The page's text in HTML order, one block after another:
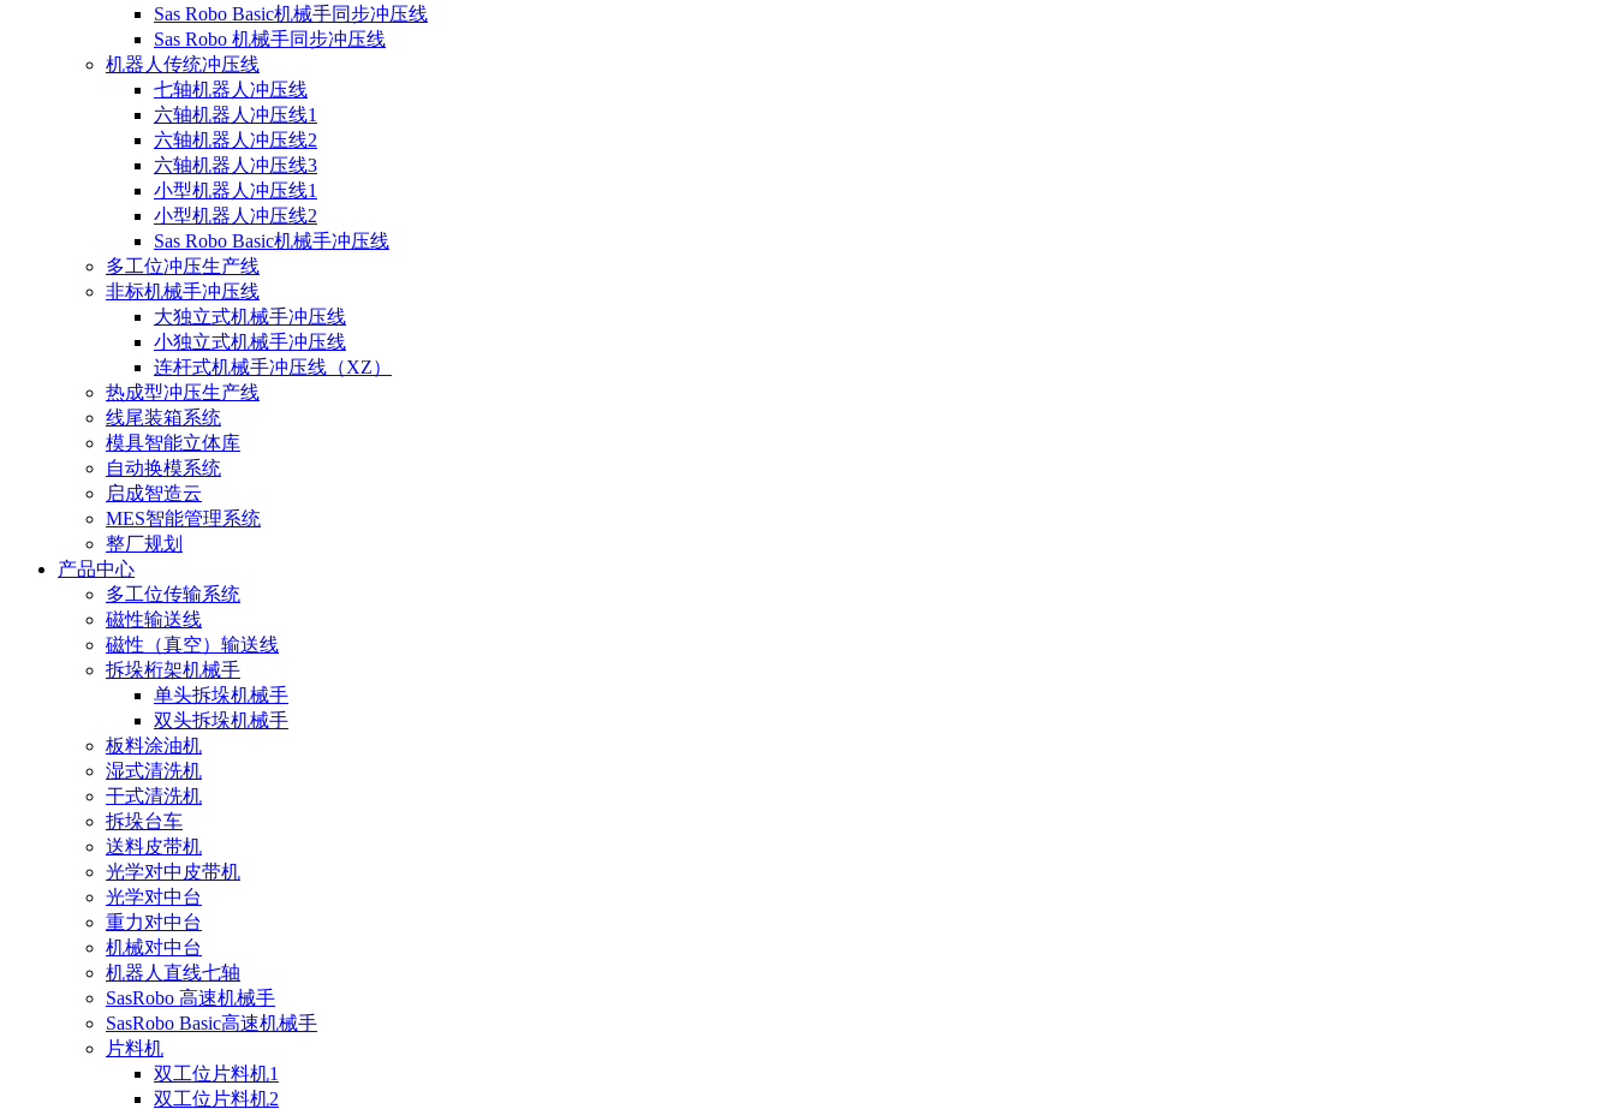
Sas Robo Basic机械手同步冲压线
Sas Robo 机械手同步冲压线
机器人传统冲压线
七轴机器人冲压线
六轴机器人冲压线1
六轴机器人冲压线2
六轴机器人冲压线3
小型机器人冲压线1
小型机器人冲压线2
Sas Robo Basic机械手冲压线
多工位冲压生产线
非标机械手冲压线
大独立式机械手冲压线
小独立式机械手冲压线
连杆式机械手冲压线（XZ）
热成型冲压生产线
线尾装箱系统
模具智能立体库
自动换模系统
启成智造云
MES智能管理系统
整厂规划
产品中心
多工位传输系统
磁性输送线
磁性（真空）输送线
拆垛桁架机械手
单头拆垛机械手
双头拆垛机械手
板料涂油机
湿式清洗机
干式清洗机
拆垛台车
送料皮带机
光学对中皮带机
光学对中台
重力对中台
机械对中台
机器人直线七轴
SasRobo 高速机械手
SasRobo Basic高速机械手
片料机
双工位片料机1
双工位片料机2